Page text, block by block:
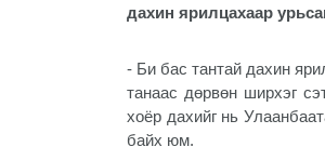
дахин ярилцахаар
- Би бас тантай дахин
танаас дөрвөн ширхэг
хоёр дахийг нь
байх юм.